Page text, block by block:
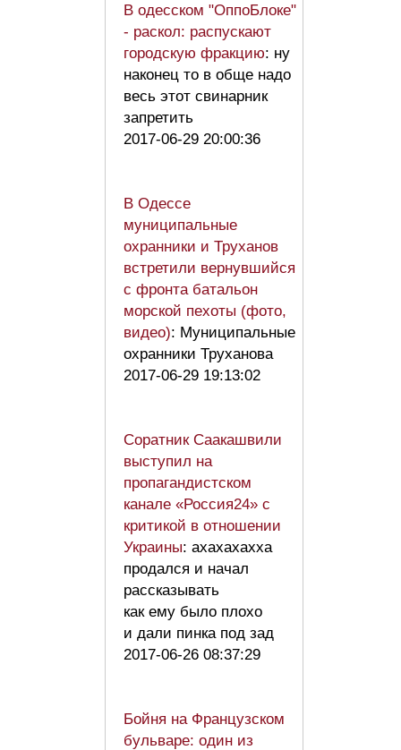
В одесском "ОппоБлоке"
- раскол: распускают
городскую фракцию: ну
наконец то в обще надо
весь этот свинарник
запретить
2017-06-29 20:00:36
В Одессе
муниципальные
охранники и Труханов
встретили вернувшийся
с фронта батальон
морской пехоты (фото,
видео): Муниципальные
охранники Труханова
2017-06-29 19:13:02
Соратник Саакашвили
выступил на
пропагандистском
канале «Россия24» с
критикой в отношении
Украины: ахахахахха
продался и начал
рассказывать
как ему было плохо
и дали пинка под зад
2017-06-26 08:37:29
Бойня на Французском
бульваре: один из